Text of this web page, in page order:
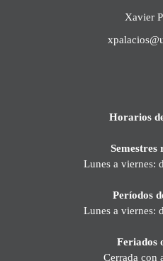
Xavier
Horarios
Semestres
Lunes a viernes:
Períodos
Lunes a viernes:
Feriados
Cerrada con